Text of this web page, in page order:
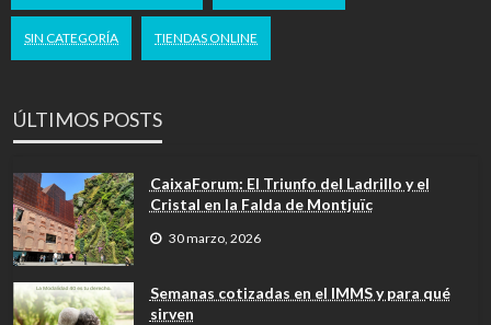
SIN CATEGORÍA TIENDAS ONLINE
ÚLTIMOS POSTS
CaixaForum: El Triunfo del Ladrillo y el
Cristal en la Falda de Montjuïc
30 marzo, 2026
Semanas cotizadas en el IMMS y para qué
sirven